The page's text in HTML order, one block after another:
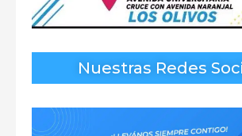
Nuestras Redes